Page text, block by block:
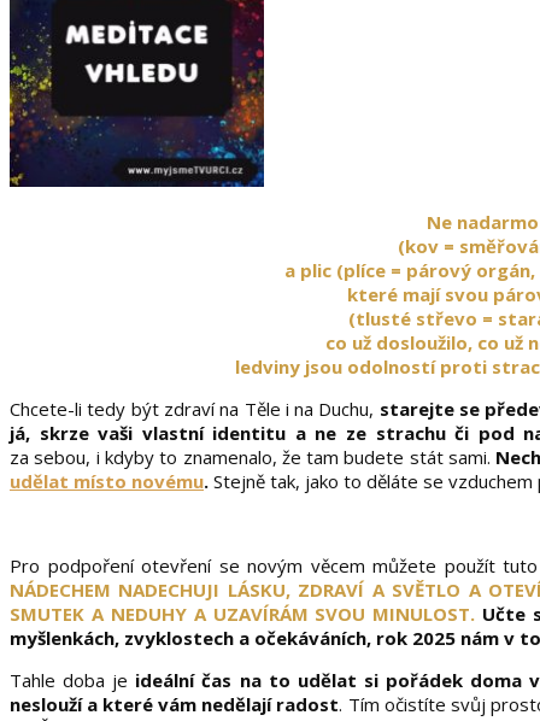
Ne
(kov =
a plic (plíce = párový
které mají svou
(tlusté střevo =
co už dosloužilo, co už
ledviny jsou odolností proti
Chcete-li tedy být zdraví na Těle i na Duchu, starejte se
já, skrze vaši vlastní identitu a ne ze strachu či pod
za sebou, i kdyby to znamenalo, že tam budete stát sami.
udělat místo novému. Stejně tak, jako to děláte se
Pro podpoření otevření se novým věcem můžete použít
NÁDECHEM NADECHUJI LÁSKU, ZDRAVÍ A SVĚTLO A
SMUTEK A NEDUHY A UZAVÍRÁM SVOU MINULOST. Učte
myšlenkách, zvyklostech a očekáváních, rok 2025 nám
Tahle doba je ideální čas na to udělat si pořádek doma
neslouží a které vám nedělají radost. Tím očistíte svůj